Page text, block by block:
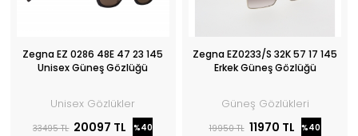
Zegna EZ 0286 48E 47 23 145
Unisex Güneş Gözlüğü
Unisex Gözlükler
33495 TL 20097 TL %40
Zegna EZ0233/S 32K 57 17 145
Erkek Güneş Gözlüğü
Güneş Gözlükleri
19950 TL 11970 TL %40